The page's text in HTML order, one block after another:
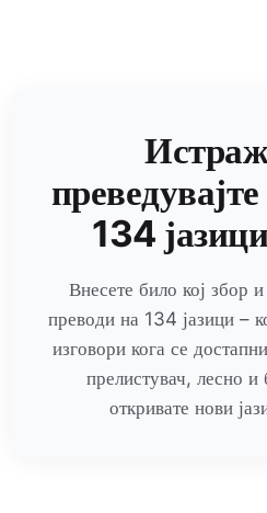
134
Внесете било кој збор
преводи на 134 јазици –
изговори кога се
прелистувач, лесно
откривате нови